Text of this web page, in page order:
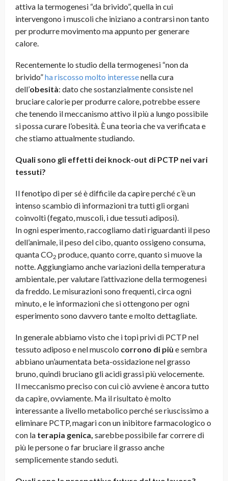
attiva la termogenesi “da brivido”, quella in cui
intervengono i muscoli che iniziano a contrarsi non tanto
per produrre movimento ma appunto per generare
calore.
Recentemente lo studio della termogenesi “non da
brivido”ha riscosso molto interessenella cura
dell’obesità: dato che sostanzialmente consiste nel
bruciare calorie per produrre calore, potrebbe essere
che tenendo il meccanismo attivo il più a lungo possibile
si possa curare l’obesità. È una teoria che va verificata e
che stiamo attualmente studiando.
Quali sono gli effetti dei knock-out di PCTP nei vari
tessuti?
Il fenotipo di per sé è difficile da capire perché c’è un
intenso scambio di informazioni tra tutti gli organi
coinvolti (fegato, muscoli, i due tessuti adiposi).
In ogni esperimento, raccogliamo dati riguardanti il peso
dell’animale, il peso del cibo, quanto ossigeno consuma,
quanta CO2 produce, quanto corre, quanto si muove la
notte. Aggiungiamo anche variazioni della temperatura
ambientale, per valutare l’attivazione della termogenesi
da freddo. Le misurazioni sono frequenti, circa ogni
minuto, e le informazioni che si ottengono per ogni
esperimento sono davvero tante e molto dettagliate.
In generale abbiamo visto che i topi privi di PCTP nel
tessuto adiposo e nel muscolo corrono di più e sembra
abbiano un’aumentata beta-ossidazione nel grasso
bruno, quindi bruciano gli acidi grassi più velocemente.
Il meccanismo preciso con cui ciò avviene è ancora tutto
da capire, ovviamente. Ma il risultato è molto
interessante a livello metabolico perché se riuscissimo a
eliminare PCTP, magari con un inibitore farmacologico o
con la terapia genica, sarebbe possibile far correre di
più le persone o far bruciare il grasso anche
semplicemente stando seduti.